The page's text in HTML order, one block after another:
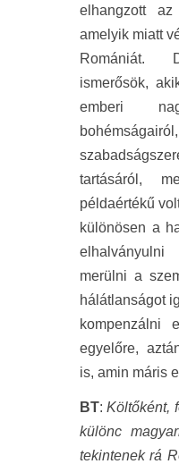
elhangzott
amelyik miatt
Romániát.
ismerősök,
emberi
bohémságairól,
tartásáról,
példaértékű
különösen a
merülni a
hálátlanságot
kompenzálni
egyelőre,
is, amin máris
BT:Költőként,
különc
tekintenek rá